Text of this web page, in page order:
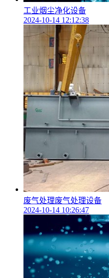
工业烟尘净化设备
2024-10-14 12:12:38
废气处理废气处理设备
2024-10-14 10:26:47